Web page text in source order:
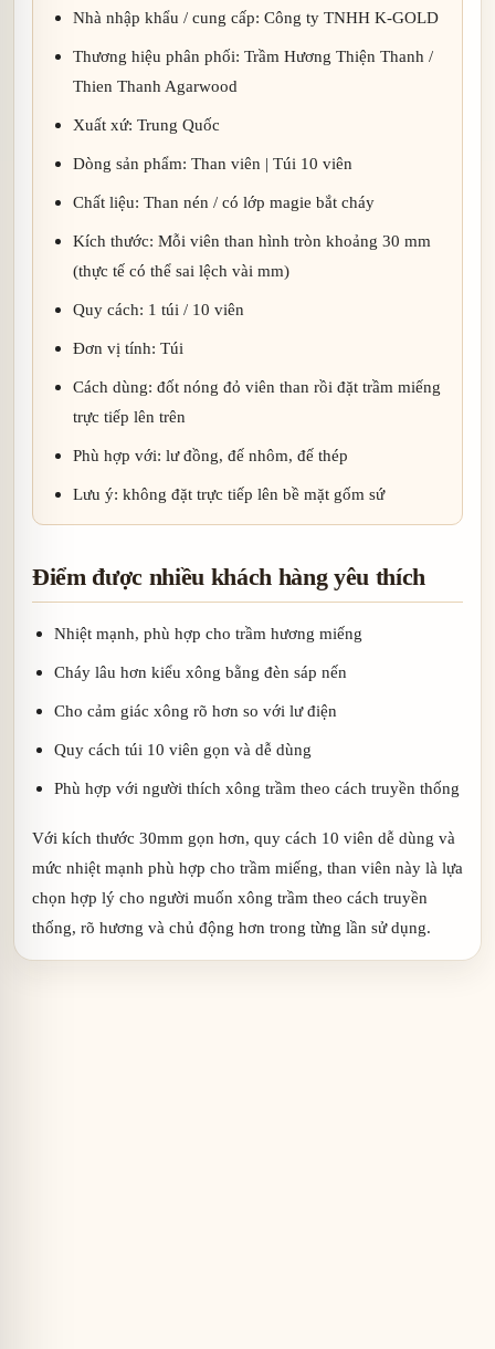
Nhà nhập khẩu / cung cấp: Công ty TNHH K-GOLD
Thương hiệu phân phối: Trầm Hương Thiện Thanh /
Thien Thanh Agarwood
Xuất xứ: Trung Quốc
Dòng sản phẩm: Than viên | Túi 10 viên
Chất liệu: Than nén / có lớp magie bắt cháy
Kích thước: Mỗi viên than hình tròn khoảng 30 mm
(thực tế có thể sai lệch vài mm)
Quy cách: 1 túi / 10 viên
Đơn vị tính: Túi
Cách dùng: đốt nóng đỏ viên than rồi đặt trầm miếng
trực tiếp lên trên
Phù hợp với: lư đồng, đế nhôm, đế thép
Lưu ý: không đặt trực tiếp lên bề mặt gốm sứ
Điểm được nhiều khách hàng yêu thích
Nhiệt mạnh, phù hợp cho trầm hương miếng
Cháy lâu hơn kiểu xông bằng đèn sáp nến
Cho cảm giác xông rõ hơn so với lư điện
Quy cách túi 10 viên gọn và dễ dùng
Phù hợp với người thích xông trầm theo cách truyền thống
Với kích thước 30mm gọn hơn, quy cách 10 viên dễ dùng và
mức nhiệt mạnh phù hợp cho trầm miếng, than viên này là lựa
chọn hợp lý cho người muốn xông trầm theo cách truyền
thống, rõ hương và chủ động hơn trong từng lần sử dụng.